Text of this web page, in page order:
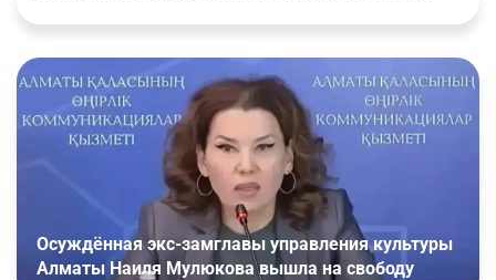
открытые, с предварительным отсеиванием
участников по тем или иным параметрам, а
также с двухэтапным отбором;
в формате аукциона — автоматически
побеждает предложение с наименьшей
по запросу предложений цены;
из определенного единого источника — по
договору или несостоявшимся закупкам;
с привлечением бирж.
Осуждённая экс-замглавы управления культуры
Алматы Наиля Мулюкова вышла на свободу